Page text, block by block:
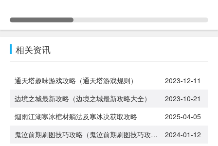
相关资讯
通天塔趣味游戏攻略（通天塔游戏规则）
2023-12-11
边境之城最新攻略（边境之城最新攻略大全）
2023-10-21
烟雨江湖寒冰棺材躺法及寒冰决获取攻略
2025-04-05
鬼泣前期刷图技巧攻略（鬼泣前期刷图技巧攻略视频）
2024-01-12